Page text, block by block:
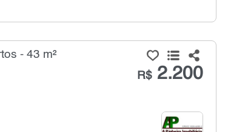
- 43 m²
R$2.200